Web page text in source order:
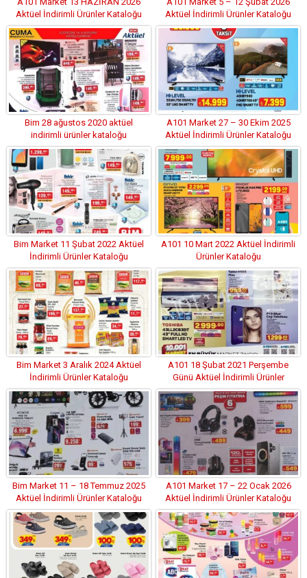
Aktüel İndirimli Ürünler Kataloğu
Aktüel İndirimli Ürünler Kataloğu
Bim 28 ağustos 2020 aktüel
indirimli ürünler kataloğu
A101 Market 27 – 30 Ekim 2025
Aktüel İndirimli Ürünler Kataloğu
Bim Market 11 Şubat 2022 Aktüel
İndirimli Ürünler Kataloğu
A101 10 Mart 2022 Aktüel İndirimli
Ürünler Kataloğu
Bim Market 3 Aralık 2024 Aktüel
İndirimli Ürünler Kataloğu
A101 18 Şubat 2021 Perşembe
Günü Aktüel İndirimli Ürünler
Kataloğu
Bim Market 11 – 18 Temmuz 2025
Aktüel İndirimli Ürünler Kataloğu
A101 Market 17 – 22 Ocak 2026
Aktüel İndirimli Ürünler Kataloğu